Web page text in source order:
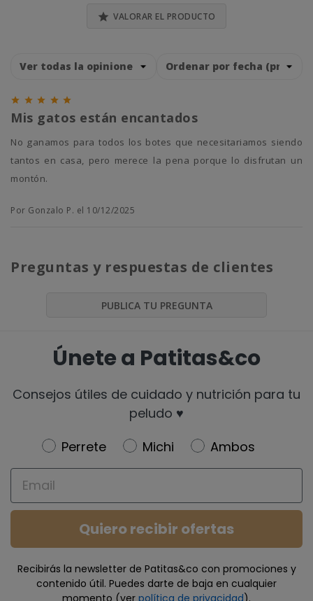
 VALORAR EL PRODUCTO
    
Mis gatos están encantados
No ganamos para todos los botes que necesitariamos siendo
tantos en casa, pero merece la pena porque lo disfrutan un
montón.
Por Gonzalo P. el 10/12/2025
Preguntas y respuestas de clientes
PUBLICA TU PREGUNTA
Únete a Patitas&co
Consejos útiles de cuidado y nutrición para tu
peludo ♥️
Newsletter
Perrete Michi
Ambos
Email
Quiero recibir ofertas
Recibirás la newsletter de Patitas&co con promociones y
contenido útil. Puedes darte de baja en cualquier
momento (ver política de privacidad).